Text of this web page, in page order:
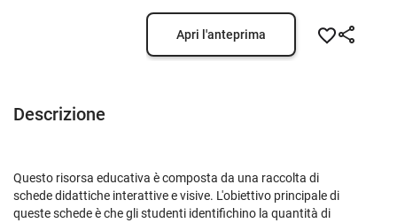
Apri l'anteprima
Descrizione
Questo risorsa educativa è composta da una raccolta di
schede didattiche interattive e visive. L'obiettivo principale di
queste schede è che gli studenti identifichino la quantità di